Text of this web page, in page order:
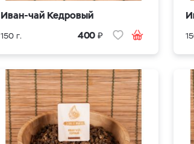
Иван-чай Кедровый
150 г. 400 ₽